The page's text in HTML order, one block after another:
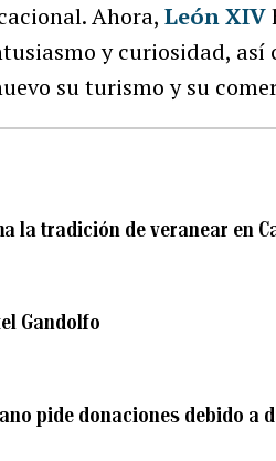
Ahora,León XIV
y curiosidad, así
su turismo y su
la tradición de veranear en
Gandolfo
pide donaciones debido a